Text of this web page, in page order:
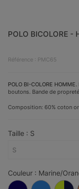
POLO BICOLORE -
Référence : PMC65
POLO BI-COLORE HOMME.
boutons. Bande de
Composition: 60% coton
Taille : S
Couleur : Marine/
Bleu
Bleu